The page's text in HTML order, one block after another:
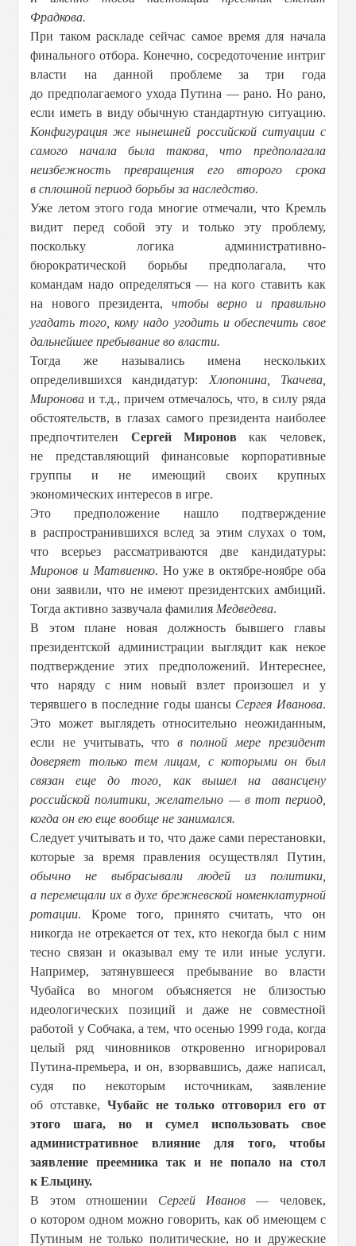
Фрадкова.
При таком раскладе сейчас самое время для начала
финального отбора. Конечно, сосредоточение интриг
власти на данной проблеме за три года
до предполагаемого ухода Путина — рано. Но рано,
если иметь в виду обычную стандартную ситуацию.
Конфигурация же нынешней российской ситуации с
самого начала была такова, что предполагала
неизбежность превращения его второго срока
в сплошной период борьбы за наследство.
Уже летом этого года многие отмечали, что Кремль
видит перед собой эту и только эту проблему,
поскольку логика административно-
бюрократической борьбы предполагала, что
командам надо определяться — на кого ставить как
на нового президента, чтобы верно и правильно
угадать того, кому надо угодить и обеспечить свое
дальнейшее пребывание во власти.
Тогда же назывались имена нескольких
определившихся кандидатур: Хлопонина, Ткачева,
Миронова и т.д., причем отмечалось, что, в силу ряда
обстоятельств, в глазах самого президента наиболее
предпочтителен Сергей Миронов как человек,
не представляющий финансовые корпоративные
группы и не имеющий своих крупных
экономических интересов в игре.
Это предположение нашло подтверждение
в распространившихся вслед за этим слухах о том,
что всерьез рассматриваются две кандидатуры:
Миронов и Матвиенко. Но уже в октябре-ноябре оба
они заявили, что не имеют президентских амбиций.
Тогда активно зазвучала фамилия Медведева.
В этом плане новая должность бывшего главы
президентской администрации выглядит как некое
подтверждение этих предположений. Интереснее,
что наряду с ним новый взлет произошел и у
терявшего в последние годы шансы Сергея Иванова.
Это может выглядеть относительно неожиданным,
если не учитывать, что в полной мере президент
доверяет только тем лицам, с которыми он был
связан еще до того, как вышел на авансцену
российской политики, желательно — в тот период,
когда он ею еще вообще не занимался.
Следует учитывать и то, что даже сами перестановки,
которые за время правления осуществлял Путин,
обычно не выбрасывали людей из политики,
а перемещали их в духе брежневской номенклатурной
ротации. Кроме того, принято считать, что он
никогда не отрекается от тех, кто некогда был с ним
тесно связан и оказывал ему те или иные услуги.
Например, затянувшееся пребывание во власти
Чубайса во многом объясняется не близостью
идеологических позиций и даже не совместной
работой у Собчака, а тем, что осенью 1999 года, когда
целый ряд чиновников откровенно игнорировал
Путина-премьера, и он, взорвавшись, даже написал,
судя по некоторым источникам, заявление
об отставке, Чубайс не только отговорил его от
этого шага, но и сумел использовать свое
административное влияние для того, чтобы
заявление преемника так и не попало на стол
к Ельцину.
В этом отношении Сергей Иванов — человек,
о котором одном можно говорить, как об имеющем с
Путиным не только политические, но и дружеские